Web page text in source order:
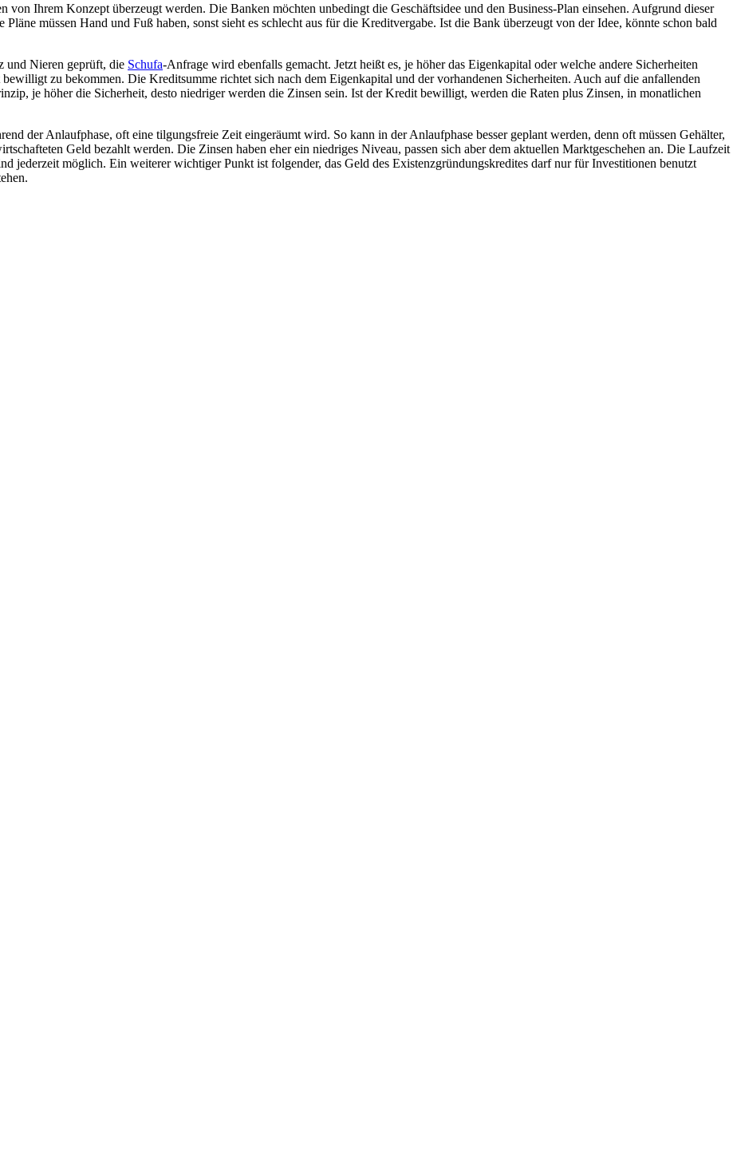
von Ihrem Konzept überzeugt werden. Die Banken möchten unbedingt die Geschäftsidee und den Business-Plan einsehen. Aufgrund dieser
müssen Hand und Fuß haben, sonst sieht es schlecht aus für die Kreditvergabe. Ist die Bank überzeugt von der Idee, könnte schon bald
und Nieren geprüft, die Schufa-Anfrage wird ebenfalls gemacht. Jetzt heißt es, je höher das Eigenkapital oder welche andere Sicherheiten
zu bekommen. Die Kreditsumme richtet sich nach dem Eigenkapital und der vorhandenen Sicherheiten. Auch auf die anfallenden
je höher die Sicherheit, desto niedriger werden die Zinsen sein. Ist der Kredit bewilligt, werden die Raten plus Zinsen, in monatlichen
der Anlaufphase, oft eine tilgungsfreie Zeit eingeräumt wird. So kann in der Anlaufphase besser geplant werden, denn oft müssen Gehälter,
Geld bezahlt werden. Die Zinsen haben eher ein niedriges Niveau, passen sich aber dem aktuellen Marktgeschehen an. Die Laufzeit
jederzeit möglich. Ein weiterer wichtiger Punkt ist folgender, das Geld des Existenzgründungskredites darf nur für Investitionen benutzt